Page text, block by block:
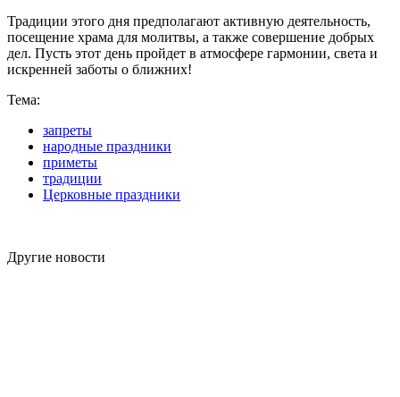
Традиции этого дня предполагают активную деятельность,
посещение храма для молитвы, а также совершение добрых
дел. Пусть этот день пройдет в атмосфере гармонии, света и
искренней заботы о ближних!
Тема:
запреты
народные праздники
приметы
традиции
Церковные праздники
Другие новости